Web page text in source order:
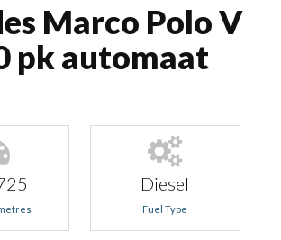
Marco Polo V
pk automaat
Diesel
Fuel Type